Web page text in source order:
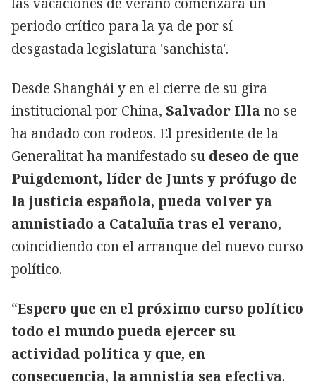
periodo crítico para la ya de por sí
desgastada legislatura 'sanchista'.
Desde Shanghái y en el cierre de su gira
institucional por China, Salvador Illa no se
ha andado con rodeos. El presidente de la
Generalitat ha manifestado su deseo de que
Puigdemont, líder de Junts y prófugo de
la justicia española, pueda volver ya
amnistiado a Cataluña tras el verano,
coincidiendo con el arranque del nuevo curso
político.
“Espero que en el próximo curso político
todo el mundo pueda ejercer su
actividad política y que, en
consecuencia, la amnistía sea efectiva.